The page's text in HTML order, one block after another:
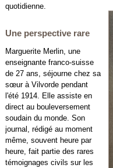
quotidienne.
Une perspective rare
Marguerite Merlin, une
enseignante franco-suisse
de 27 ans, séjourne chez sa
sœur à Vilvorde pendant
l'été 1914. Elle assiste en
direct au bouleversement
soudain du monde. Son
journal, rédigé au moment
même, souvent heure par
heure, fait partie des rares
témoignages civils sur les